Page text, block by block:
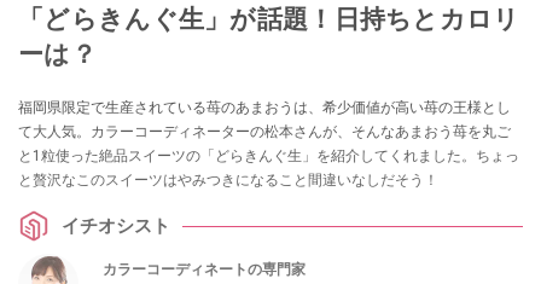
「どらきんぐ生」が話題！日持ちとカロリ
ーは？
福岡県限定で生産されている苺のあまおうは、希少価値が高い苺の王様とし
て大人気。カラーコーディネーターの松本さんが、そんなあまおう苺を丸ご
と1粒使った絶品スイーツの「どらきんぐ生」を紹介してくれました。ちょっ
と贅沢なこのスイーツはやみつきになること間違いなしだそう！
イチオシスト
カラーコーディネートの専門家